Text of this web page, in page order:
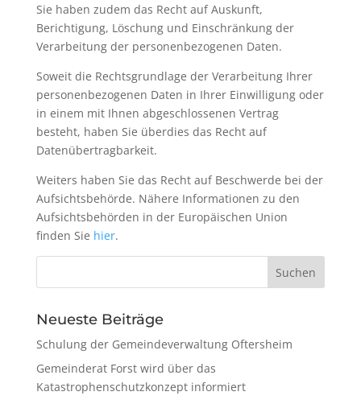
Sie haben zudem das Recht auf Auskunft,
Berichtigung, Löschung und Einschränkung der
Verarbeitung der personenbezogenen Daten.
Soweit die Rechtsgrundlage der Verarbeitung Ihrer
personenbezogenen Daten in Ihrer Einwilligung oder
in einem mit Ihnen abgeschlossenen Vertrag
besteht, haben Sie überdies das Recht auf
Datenübertragbarkeit.
Weiters haben Sie das Recht auf Beschwerde bei der
Aufsichtsbehörde. Nähere Informationen zu den
Aufsichtsbehörden in der Europäischen Union
finden Sie hier.
Neueste Beiträge
Schulung der Gemeindeverwaltung Oftersheim
Gemeinderat Forst wird über das
Katastrophenschutzkonzept informiert